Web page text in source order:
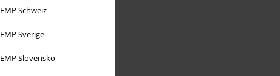
EMP Schweiz
EMP Sverige
EMP Slovensko